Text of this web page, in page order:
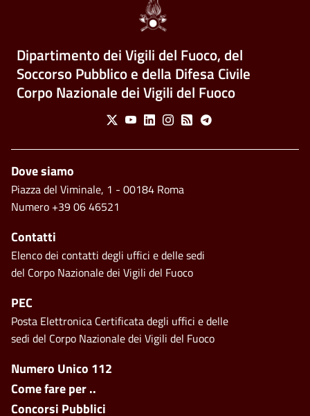
Dipartimento dei Vigili del Fuoco, del
Soccorso Pubblico e della Difesa Civile
Corpo Nazionale dei Vigili del Fuoco
Social Menu
X YoutubeLinkedinInstagram
Feed Telegram
Footer side menu
Numero Unico 112
Come fare per ..
Concorsi Pubblici
Piè di pagina
Dove siamo
Piazza del Viminale, 1 - 00184 Roma
Numero +39 06 46521
Contatti
Elenco dei contatti degli uffici e delle sedi
del Corpo Nazionale dei Vigili del Fuoco
PEC
Posta Elettronica Certificata degli uffici e delle
sedi del Corpo Nazionale dei Vigili del Fuoco